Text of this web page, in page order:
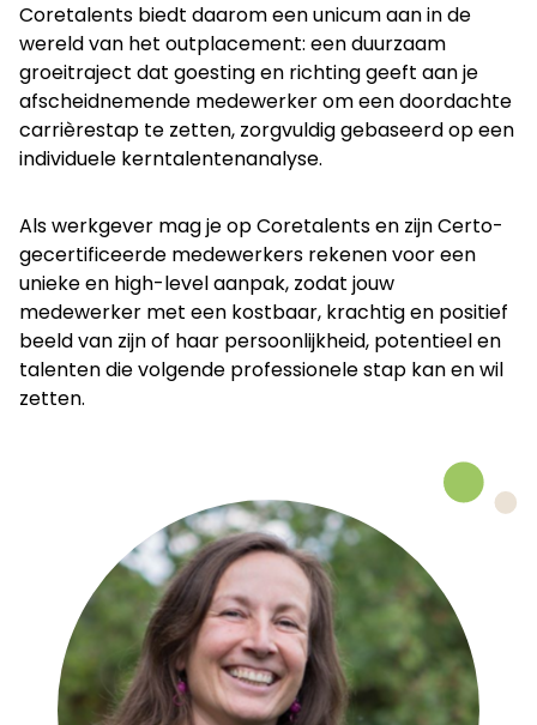
Coretalents biedt daarom een unicum aan in de
wereld van het outplacement: een duurzaam
groeitraject dat goesting en richting geeft aan je
afscheidnemende medewerker om een doordachte
carrièrestap te zetten, zorgvuldig gebaseerd op een
individuele kerntalentenanalyse.
Als werkgever mag je op Coretalents en zijn Certo-
gecertificeerde medewerkers rekenen voor een
unieke en high-level aanpak, zodat jouw
medewerker met een kostbaar, krachtig en positief
beeld van zijn of haar persoonlijkheid, potentieel en
talenten die volgende professionele stap kan en wil
zetten.